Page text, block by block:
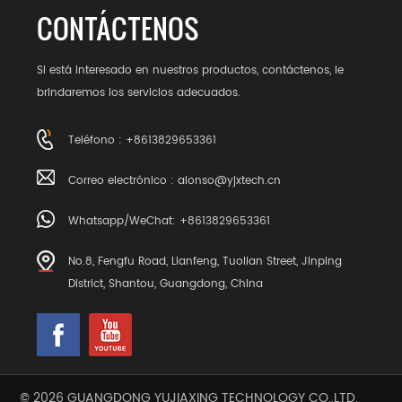
CONTÁCTENOS
Si está interesado en nuestros productos, contáctenos, le
brindaremos los servicios adecuados.
Teléfono : +8613829653361
Correo electrónico :alonso@yjxtech.cn
Whatsapp/WeChat: +8613829653361
No.8, Fengfu Road, Lianfeng, Tuolian Street, Jinping
District, Shantou, Guangdong, China